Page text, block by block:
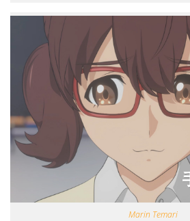
Marin Temari